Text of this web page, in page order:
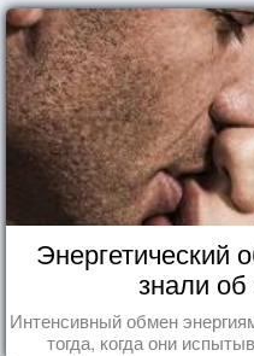
Энергетический
знали
Интенсивный обмен
тогда, когда они